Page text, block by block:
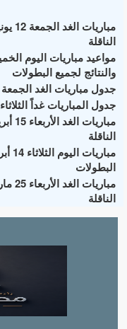
الناقلة
والنتائج لجميع البطولات
جدول مباريات الغد الجمعة 15 مايو 2026 - مواعيد وقنوات النقل
جدول المباريات غداً الثلاثاء 05 مايو 2026 - كل المواعيد والبطولات
الناقلة
البطولات
الناقلة